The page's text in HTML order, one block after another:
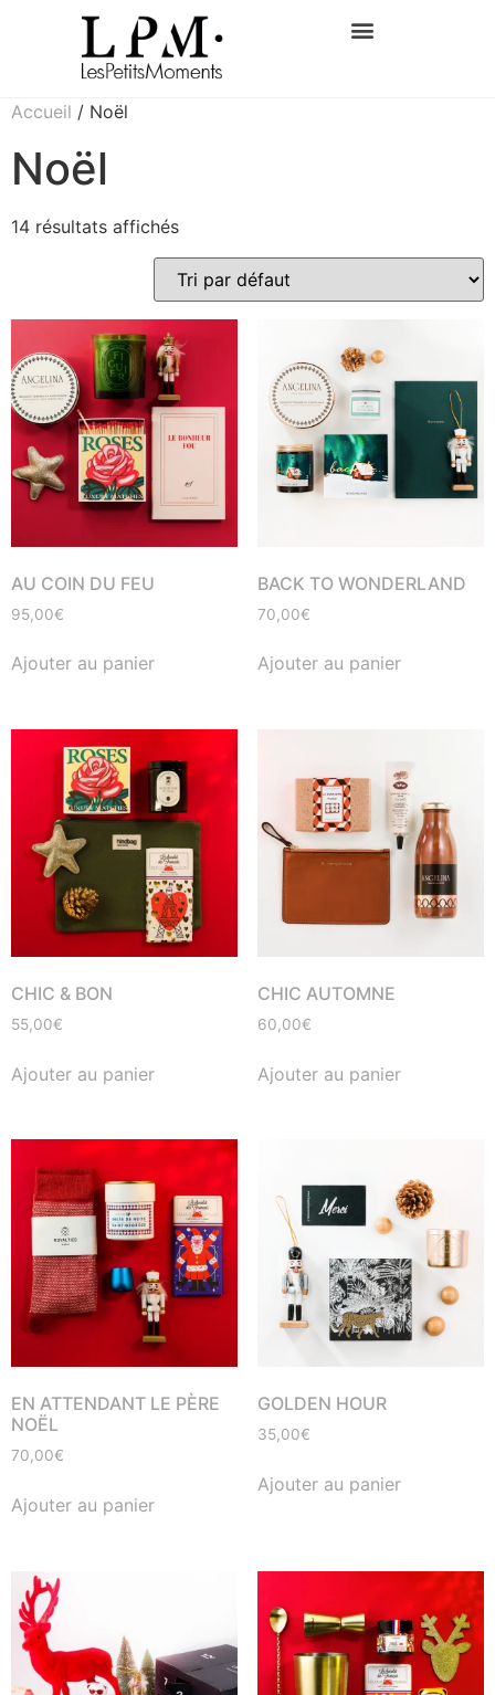
Accueil / Noël
Noël
14 résultats affichés
AU COIN DU FEU
95,00€
Ajouter au panier
BACK TO WONDERLAND
70,00€
Ajouter au panier
CHIC & BON
55,00€
Ajouter au panier
CHIC AUTOMNE
60,00€
Ajouter au panier
EN ATTENDANT LE PÈRE
NOËL
70,00€
Ajouter au panier
GOLDEN HOUR
35,00€
Ajouter au panier